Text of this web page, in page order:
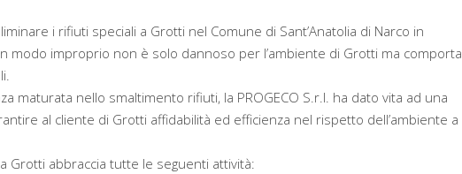
i rifiuti speciali a Grotti nel Comune di Sant’Anatolia di Narco in
modo improprio non è solo dannoso per l’ambiente di Grotti ma comporta
maturata nello smaltimento rifiuti, la PROGECO S.r.l. ha dato vita ad una
al cliente di Grotti affidabilità ed efficienza nel rispetto dell’ambiente a
Grotti abbraccia tutte le seguenti attività: